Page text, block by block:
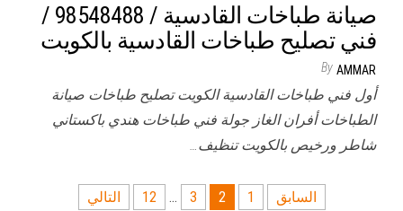
صيانة طباخات القادسية / 98548488 /
فني تصليح طباخات القادسية بالكويت
By AMMAR
أول فني طباخات القادسية الكويت تصليح طباخات صيانة
الطباخات أفران الغاز جولة فني طباخات هندي باكستاني
شاطر ورخيص بالكويت تنظيف…
السابق 1
2
3
…
12 التالي